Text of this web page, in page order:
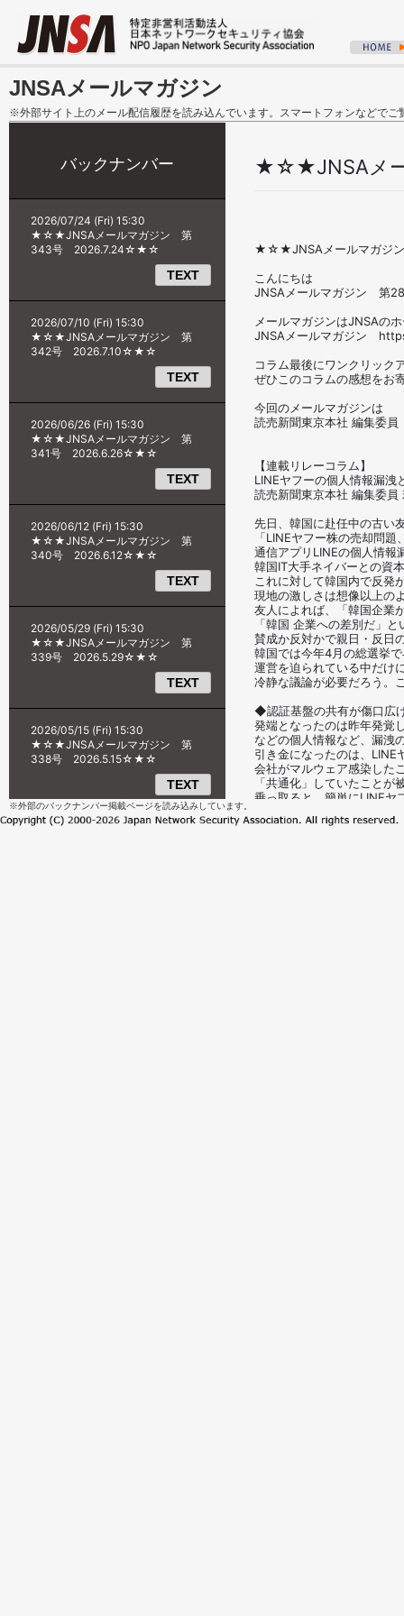
JNSAメールマガジン
※外部サイト上のメール配信履歴を読み込んでいます。スマートフォンなどで
※外部のバックナンバー掲載ページを読み込みしています。